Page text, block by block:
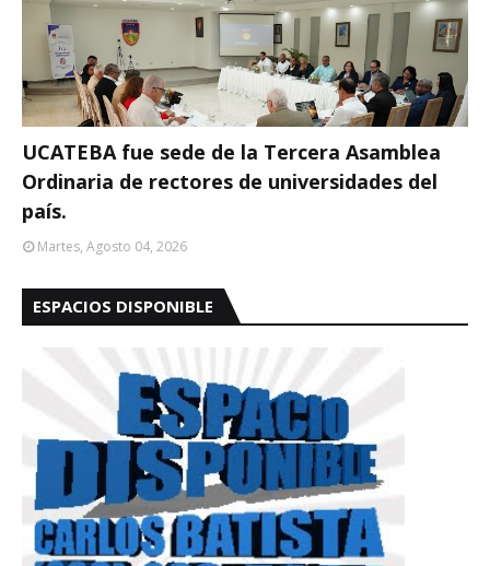
UCATEBA fue sede de la Tercera Asamblea
Ordinaria de rectores de universidades del
país.
Martes, Agosto 04, 2026
ESPACIOS DISPONIBLE